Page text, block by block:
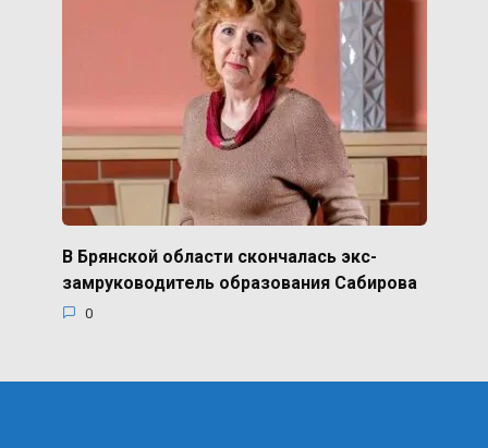
В Брянской области скончалась экс-
замруководитель образования Сабирова
0